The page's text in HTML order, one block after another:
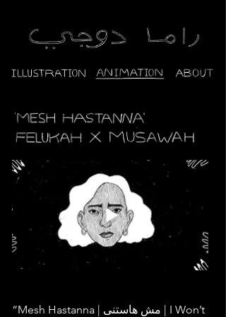
“Mesh Hastanna | مش هاستنى | I Won’t